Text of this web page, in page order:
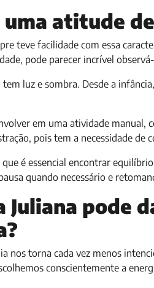
atitude
teve facilidade com essa
pode parecer incrível
luz e sombra. Desde a
em uma atividade manual,
pois tem a necessidade de
é essencial encontrar
quando necessário e
Juliana pode
nos torna cada vez menos
conscientemente a